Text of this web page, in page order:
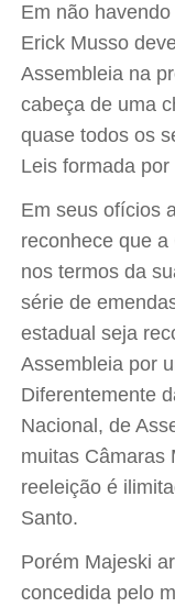
Em não
Erick Musso
Assembleia na
cabeça de uma
quase todos os
Leis formada
Em seus ofícios
reconhece que
nos termos da
série de
estadual seja
Assembleia por
Diferentemente
Nacional, de
muitas Câmaras
reeleição é
Santo.
Porém Majeski
concedida pelo